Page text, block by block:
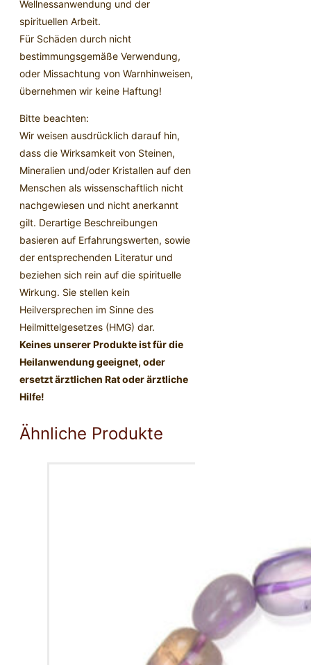
Wellnessanwendung und der
spirituellen Arbeit.
Für Schäden durch nicht
bestimmungsgemäße Verwendung,
oder Missachtung von Warnhinweisen,
übernehmen wir keine Haftung!
Bitte beachten:
Wir weisen ausdrücklich darauf hin,
dass die Wirksamkeit von Steinen,
Mineralien und/oder Kristallen auf den
Menschen als wissenschaftlich nicht
nachgewiesen und nicht anerkannt
gilt. Derartige Beschreibungen
basieren auf Erfahrungswerten, sowie
der entsprechenden Literatur und
beziehen sich rein auf die spirituelle
Wirkung. Sie stellen kein
Heilversprechen im Sinne des
Heilmittelgesetzes (HMG) dar.
Keines unserer Produkte ist für die
Heilanwendung geeignet, oder
ersetzt ärztlichen Rat oder ärztliche
Hilfe!
Ähnliche Produkte